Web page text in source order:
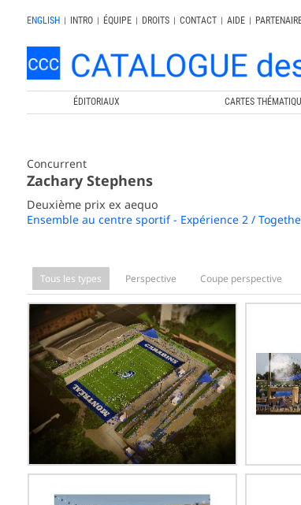
ENGLISH | INTRO | ÉQUIPE | DROITS | CONTACT | AIDE |
ÉDITORIAUX CARTES
Concurrent
Zachary Stephens
Deuxième prix ex aequo
Ensemble au centre sportif - Expérience 2 /
Tous les types Perspective Coupe perspective